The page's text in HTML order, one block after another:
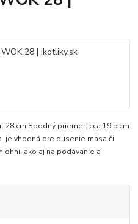
28 cm Spodný priemer: cca 19,5 cm
je vhodná pre dusenie mäsa či
ohni, ako aj na podávanie a